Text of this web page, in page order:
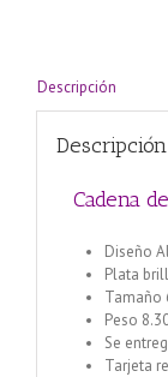
Descripción
Descripción
Cadena
Diseño
Plata
Tamaño
Peso
Se
Tarjeta